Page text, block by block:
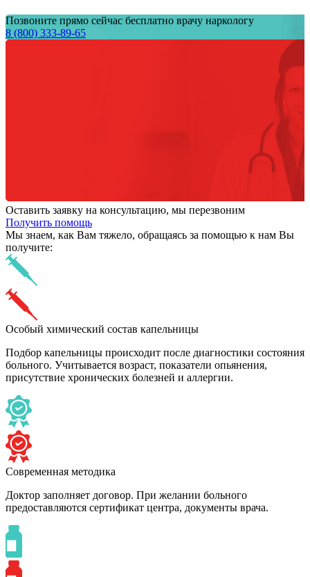
Позвоните прямо сейчас бесплатно врачу наркологу
8 (800) 333-89-65
Оставить заявку на консультацию, мы перезвоним
Получить помощь
Мы знаем, как Вам тяжело, обращаясь за помощью к нам Вы
получите:
Особый химический состав капельницы
Подбор капельницы происходит после диагностики состояния
больного. Учитывается возраст, показатели опьянения,
присутствие хронических болезней и аллергии.
Современная методика
Доктор заполняет договор. При желании больного
предоставляются сертификат центра, документы врача.